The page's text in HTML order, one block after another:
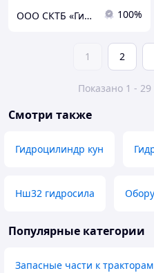
ООО СКТБ «Гидромодуль» 100%
1 2
Показано 1 -
Смотри также
Гидроцилиндр кун
Нш32 гидросила
Популярные категории
Запасные части к тракторам